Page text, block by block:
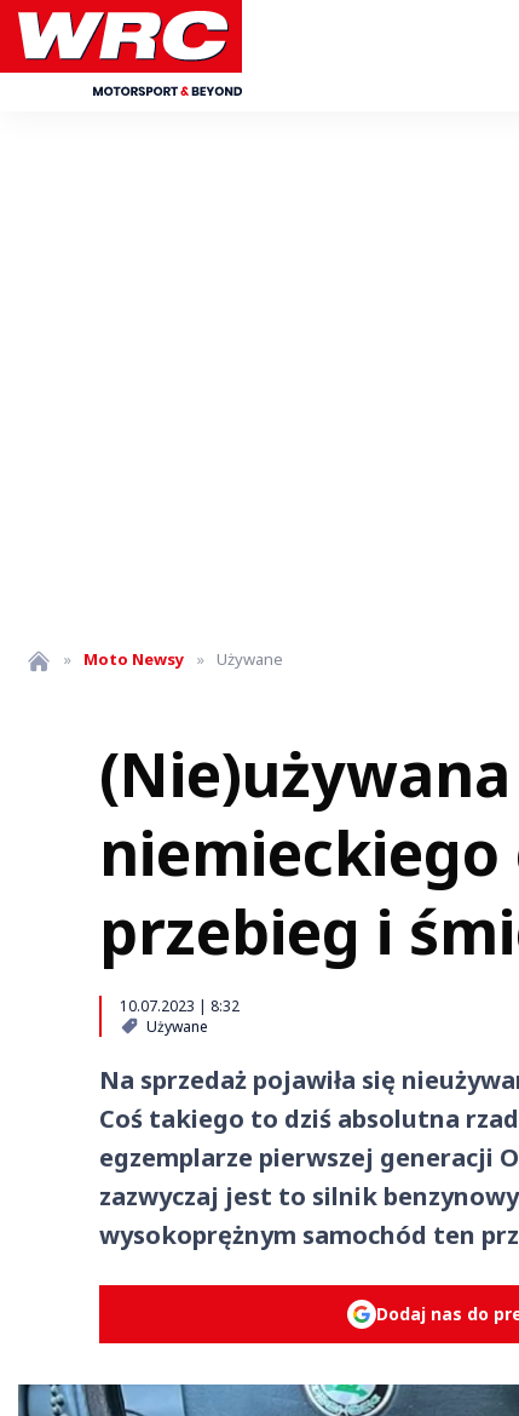
» Moto Newsy » Używane
przebieg i
10.07.2023 | 8:32
Używane
Na sprzedaż pojawiła się
Coś takiego to dziś absolutna
egzemplarze pierwszej generacji
zazwyczaj jest to silnik
wysokoprężnym samochód ten
Dodaj nas do